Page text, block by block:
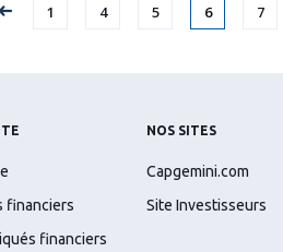
Page
1 Page
4 Page
5 Page
6 Page
7
financiers
financiers
NOS SITES
Capgemini.com
Site Investisseurs